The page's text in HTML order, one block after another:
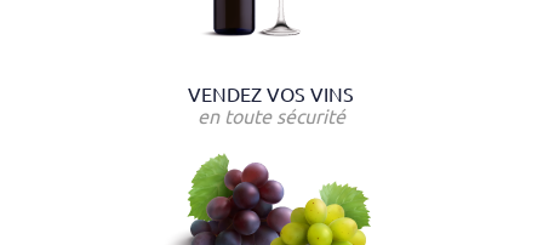
VENDEZ VOS VINS
en toute sécurité